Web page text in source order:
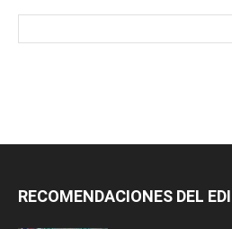
RECOMENDACIONES DEL